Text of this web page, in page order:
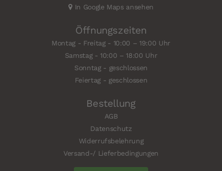
In Google Maps ansehen
Öffnungszeiten
Montag - Freitag - 10:00 – 19:00 Uhr
Samstag - 10:00 – 18:00 Uhr
Sonntag - geschlossen
Feiertag - geschlossen
Bestellung
AGB
Datenschutz
Widerrufsbelehrung
Versand-/ Lieferbedingungen